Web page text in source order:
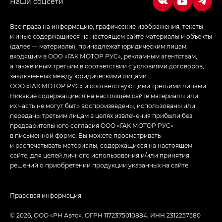
Все права на информацию, графические изображения, тексты
и иные содержащиеся на настоящем сайте материалы и объекты
(далее — материалы), принадлежат юридическим лицам,
входящим в ООО «ГАК МОТОР РУС», рекламным агентствам,
а также иным третьим в соответствии с условиями договоров,
заключенных между юридическими лицами
ООО «ГАК МОТОР РУС» и соответствующими третьими лицами.
Никакие содержащиеся на настоящем сайте материалы или
их часть не могут быть воспроизведены, использованы или
переданы третьим лицам в целях извлечения прибыли без
предварительного согласия ООО «ГАК МОТОР РУС»
в письменной форме. Вы можете просматривать
и распечатывать материалы, содержащиеся на настоящем
сайте, для целей личного использования и/или принятия
решений о приобретении продукции указанных на сайте.
© 2026, ООО «РН Авто». ОГРН 1172375010884, ИНН 2312257580
Правовая информация